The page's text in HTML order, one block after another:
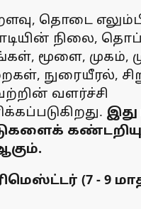
தொடை
நிலை,
மூளை, முகம்,
நுரையீரல்,
வளர்ச்சி
இது
(7 - 9